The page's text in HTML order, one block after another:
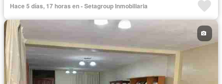
Hace 5 días, 17 horas en - Setagroup Inmobiliaria